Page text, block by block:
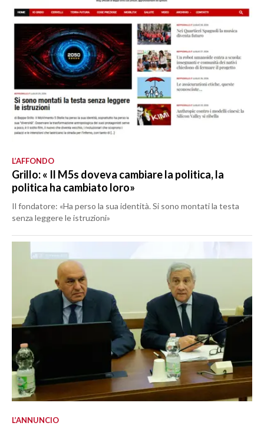
L’AFFONDO
Grillo: « Il M5s doveva cambiare la politica, la
politica ha cambiato loro»
Il fondatore: «Ha perso la sua identità. Si sono montati la testa
senza leggere le istruzioni»
L’ANNUNCIO